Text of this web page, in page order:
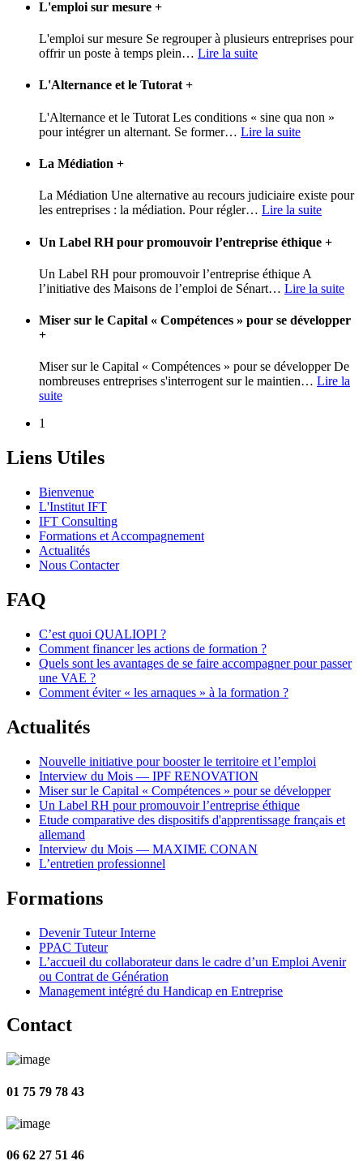
L'emploi sur mesure +
L'emploi sur mesure Se regrouper à plusieurs entreprises pour
offrir un poste à temps plein… Lire la suite
L'Alternance et le Tutorat+
L'Alternance et le Tutorat Les conditions « sine qua non »
pour intégrer un alternant. Se former… Lire la suite
La Médiation +
La Médiation Une alternative au recours judiciaire existe pour
les entreprises : la médiation. Pour régler… Lire la suite
Un Label RH pour promouvoir l’entreprise éthique +
Un Label RH pour promouvoir l’entreprise éthique A
l’initiative des Maisons de l’emploi de Sénart… Lire la suite
Miser sur le Capital « Compétences » pour se développer
+
Miser sur le Capital « Compétences » pour se développer De
nombreuses entreprises s'interrogent sur le maintien… Lire la
suite
1
Liens Utiles
Bienvenue
L'Institut IFT
IFT Consulting
Formations et Accompagnement
Actualités
Nous Contacter
FAQ
C’est quoi QUALIOPI ?
Comment financer les actions de formation ?
Quels sont les avantages de se faire accompagner pour passer
une VAE ?
Comment éviter « les arnaques » à la formation ?
Actualités
Nouvelle initiative pour booster le territoire et l’emploi
Interview du Mois — IPF RENOVATION
Miser sur le Capital « Compétences » pour se développer
Un Label RH pour promouvoir l’entreprise éthique
Etude comparative des dispositifs d'apprentissage français et
allemand
Interview du Mois — MAXIME CONAN
L’entretien professionnel
Formations
Devenir Tuteur Interne
PPAC Tuteur
L’accueil du collaborateur dans le cadre d’un Emploi Avenir
ou Contrat de Génération
Management intégré du Handicap en Entreprise
Contact
01 75 79 78 43
06 62 27 51 46